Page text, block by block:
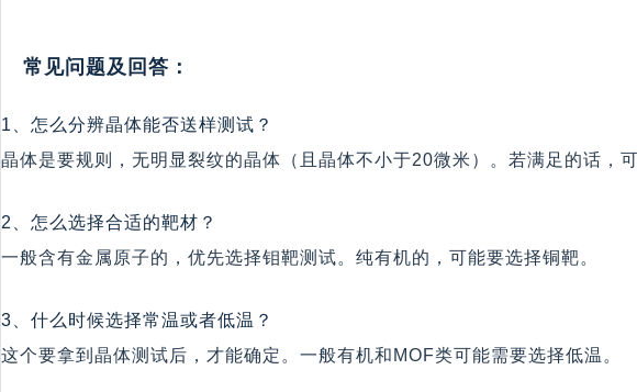
常见问题及回答：
1、怎么分辨晶体能否送样测试？
晶体是要规则，无明显裂纹的晶体（且晶体不小于20微米）。若满足的话，
2、怎么选择合适的靶材？
一般含有金属原子的，优先选择钼靶测试。纯有机的，可能要选择铜靶。
3、什么时候选择常温或者低温？
这个要拿到晶体测试后，才能确定。一般有机和MOF类可能需要选择低温。